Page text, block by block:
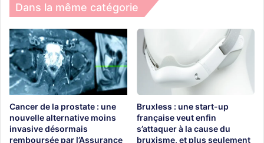
Dans la même catégorie
Cancer de la prostate : une
nouvelle alternative moins
invasive désormais
remboursée par l’Assurance
Bruxless : une start-up
française veut enfin
s’attaquer à la cause du
bruxisme, et plus seulement